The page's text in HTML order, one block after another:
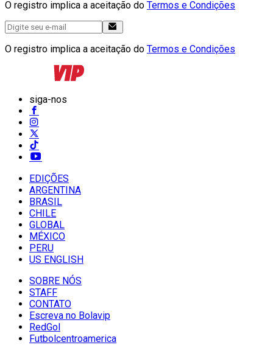
O registro implica a aceitação do Termos e Condições
O registro implica a aceitação do Termos e Condições
siga-nos
EDIÇÕES
ARGENTINA
BRASIL
CHILE
GLOBAL
MÉXICO
PERU
US ENGLISH
SOBRE NÓS
STAFF
CONTATO
Escreva no Bolavip
RedGol
Futbolcentroamerica